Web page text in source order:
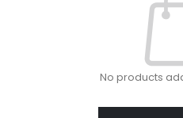
No products